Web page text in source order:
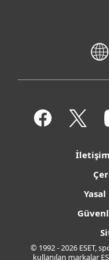
© 1992 - 2026 ESET,
kullanılan markalar
Amerika'nın tescilli